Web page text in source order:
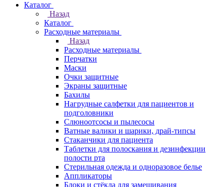
Каталог
Назад
Каталог
Расходные материалы
Назад
Расходные материалы
Перчатки
Маски
Очки защитные
Экраны защитные
Бахилы
Нагрудные салфетки для пациентов и
подголовники
Слюноотсосы и пылесосы
Ватные валики и шарики, драй-типсы
Стаканчики для пациента
Таблетки для полоскания и дезинфекции
полости рта
Стерильная одежда и одноразовое белье
Аппликаторы
Блоки и стёкла для замешивания